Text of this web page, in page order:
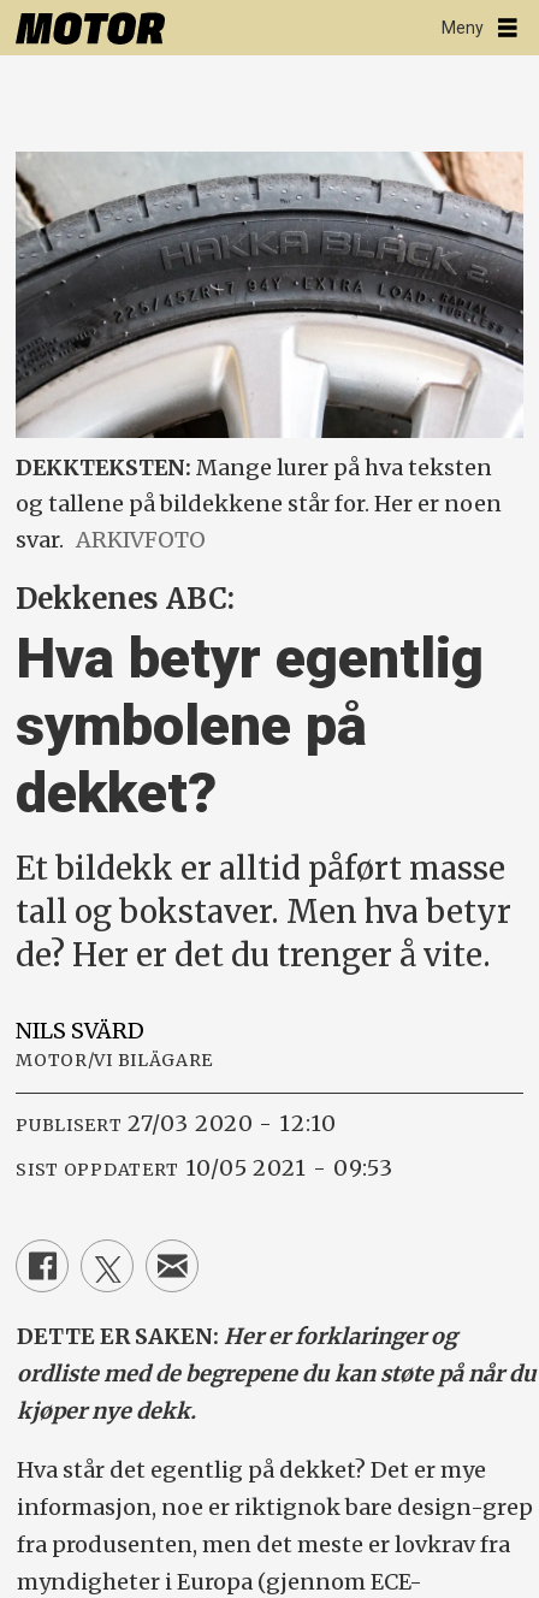
DEKKTEKSTEN:Mange lurer på hva teksten
og tallene på bildekkene står for. Her er noen
svar. ARKIVFOTO
Dekkenes ABC:
Hva betyr egentlig
symbolene på
dekket?
Et bildekk er alltid påført masse
tall og bokstaver. Men hva betyr
de? Her er det du trenger å vite.
NILS SVÄRD
MOTOR/VI BILÄGARE
PUBLISERT 27/03 2020 - 12:10
SIST OPPDATERT 10/05 2021 - 09:53
DETTE ER SAKEN: Her er forklaringer og
ordliste med de begrepene du kan støte på når du
kjøper nye dekk.
Hva står det egentlig på dekket? Det er mye
informasjon, noe er riktignok bare design-grep
fra produsenten, men det meste er lovkrav fra
myndigheter i Europa (gjennom ECE-